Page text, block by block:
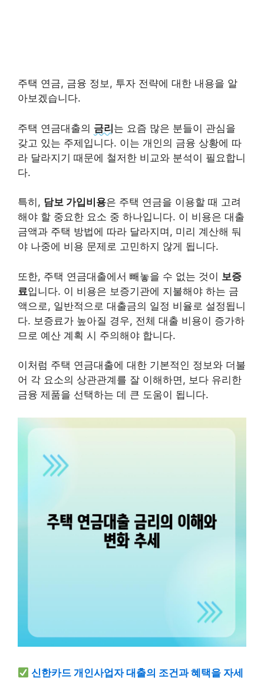
주택 연금, 금융 정보, 투자 전략에 대한 내용을 알
아보겠습니다.
주택 연금대출의 금리는 요즘 많은 분들이 관심을
갖고 있는 주제입니다. 이는 개인의 금융 상황에 따
라 달라지기 때문에 철저한 비교와 분석이 필요합니
다.
특히, 담보 가입비용은 주택 연금을 이용할 때 고려
해야 할 중요한 요소 중 하나입니다. 이 비용은 대출
금액과 주택 방법에 따라 달라지며, 미리 계산해 둬
야 나중에 비용 문제로 고민하지 않게 됩니다.
또한, 주택 연금대출에서 빼놓을 수 없는 것이 보증
료입니다. 이 비용은 보증기관에 지불해야 하는 금
액으로, 일반적으로 대출금의 일정 비율로 설정됩니
다. 보증료가 높아질 경우, 전체 대출 비용이 증가하
므로 예산 계획 시 주의해야 합니다.
이처럼 주택 연금대출에 대한 기본적인 정보와 더불
어 각 요소의 상관관계를 잘 이해하면, 보다 유리한
금융 제품을 선택하는 데 큰 도움이 됩니다.
신한카드 개인사업자 대출의 조건과 혜택을 자세